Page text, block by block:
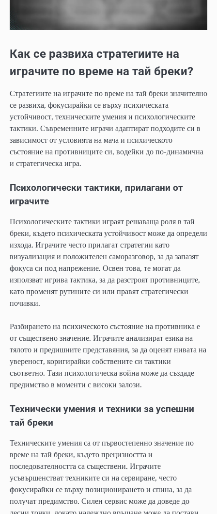
Как се развиха стратегиите на
играчите по време на тай бреки?
Стратегиите на играчите по време на тай бреки значително
се развиха, фокусирайки се върху психическата
устойчивост, техническите умения и психологическите
тактики. Съвременните играчи адаптират подходите си в
зависимост от условията на мача и психическото
състояние на противниците си, водейки до по-динамична
и стратегическа игра.
Психологически тактики, прилагани от
играчите
Психологическите тактики играят решаваща роля в тай
бреки, където психическата устойчивост може да определи
изхода. Играчите често прилагат стратегии като
визуализация и положителен саморазговор, за да запазят
фокуса си под напрежение. Освен това, те могат да
използват игрива тактика, за да разстроят противниците,
като променят рутините си или правят стратегически
почивки.
Разбирането на психическото състояние на противника е
от съществено значение. Играчите анализират езика на
тялото и предишните представяния, за да оценят нивата на
увереност, коригирайки собствените си тактики
съответно. Тази психологическа война може да създаде
предимство в моменти с високи залози.
Технически умения и техники за успешни
тай бреки
Техническите умения са от първостепенно значение по
време на тай бреки, където прецизността и
последователността са съществени. Играчите
усъвършенстват техниките си на сервиране, често
фокусирайки се върху позиционирането и спина, за да
получат предимство. Силен сервис може да доведе до